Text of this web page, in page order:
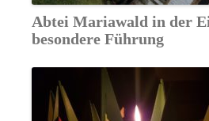
Abtei Mariawald in der
besondere Führung